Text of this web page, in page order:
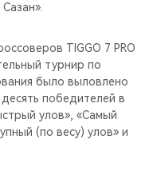
TIGGO 7 PRO
турнир по
было выловлено
победителей в
улов», «Самый
(по весу) улов» и